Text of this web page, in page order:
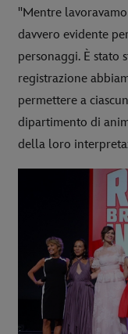
"Mentre
davvero evidente
personaggi. È stato
registrazione
permettere a
dipartimento di
della loro